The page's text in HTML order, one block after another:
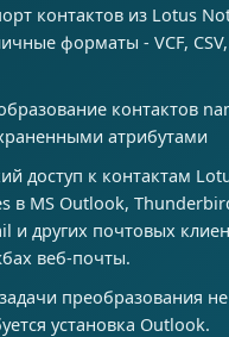
контактов из Lotus
форматы - VCF,
контактов
атрибутами
доступ к контактам
в MS Outlook,
и других почтовых
веб-почты.
преобразования не
установка Outlook.